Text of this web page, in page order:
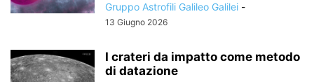
Gruppo Astrofili Galileo Galilei -
13 Giugno 2026
I crateri da impatto come metodo
di datazione